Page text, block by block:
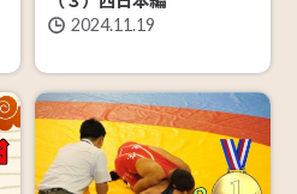
2024.11.19